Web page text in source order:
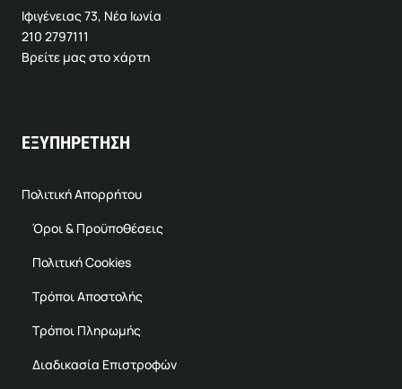
Ιφιγένειας 73, Νέα Ιωνία
210 2797111
Βρείτε μας στο χάρτη
ΕΞΥΠΗΡΕΤΗΣΗ
Πολιτική Απορρήτου
Όροι & Προϋποθέσεις
Πολιτική Cookies
Τρόποι Αποστολής
Τρόποι Πληρωμής
Διαδικασία Επιστροφών